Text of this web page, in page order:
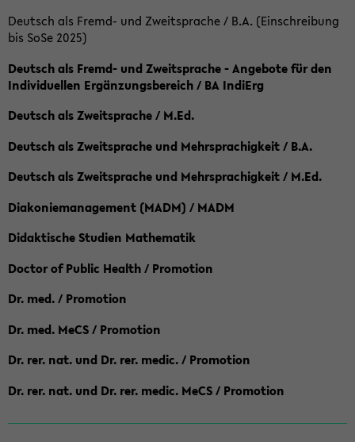
Deutsch als Fremd- und Zweitsprache / B.A. (Einschreibung
bis SoSe 2025)
Deutsch als Fremd- und Zweitsprache - Angebote für den
Individuellen Ergänzungsbereich / BA IndiErg
Deutsch als Zweitsprache / M.Ed.
Deutsch als Zweitsprache und Mehrsprachigkeit / B.A.
Deutsch als Zweitsprache und Mehrsprachigkeit / M.Ed.
Diakoniemanagement (MADM) / MADM
Didaktische Studien Mathematik
Doctor of Public Health / Promotion
Dr. med. / Promotion
Dr. med. MeCS / Promotion
Dr. rer. nat. und Dr. rer. medic. / Promotion
Dr. rer. nat. und Dr. rer. medic. MeCS / Promotion